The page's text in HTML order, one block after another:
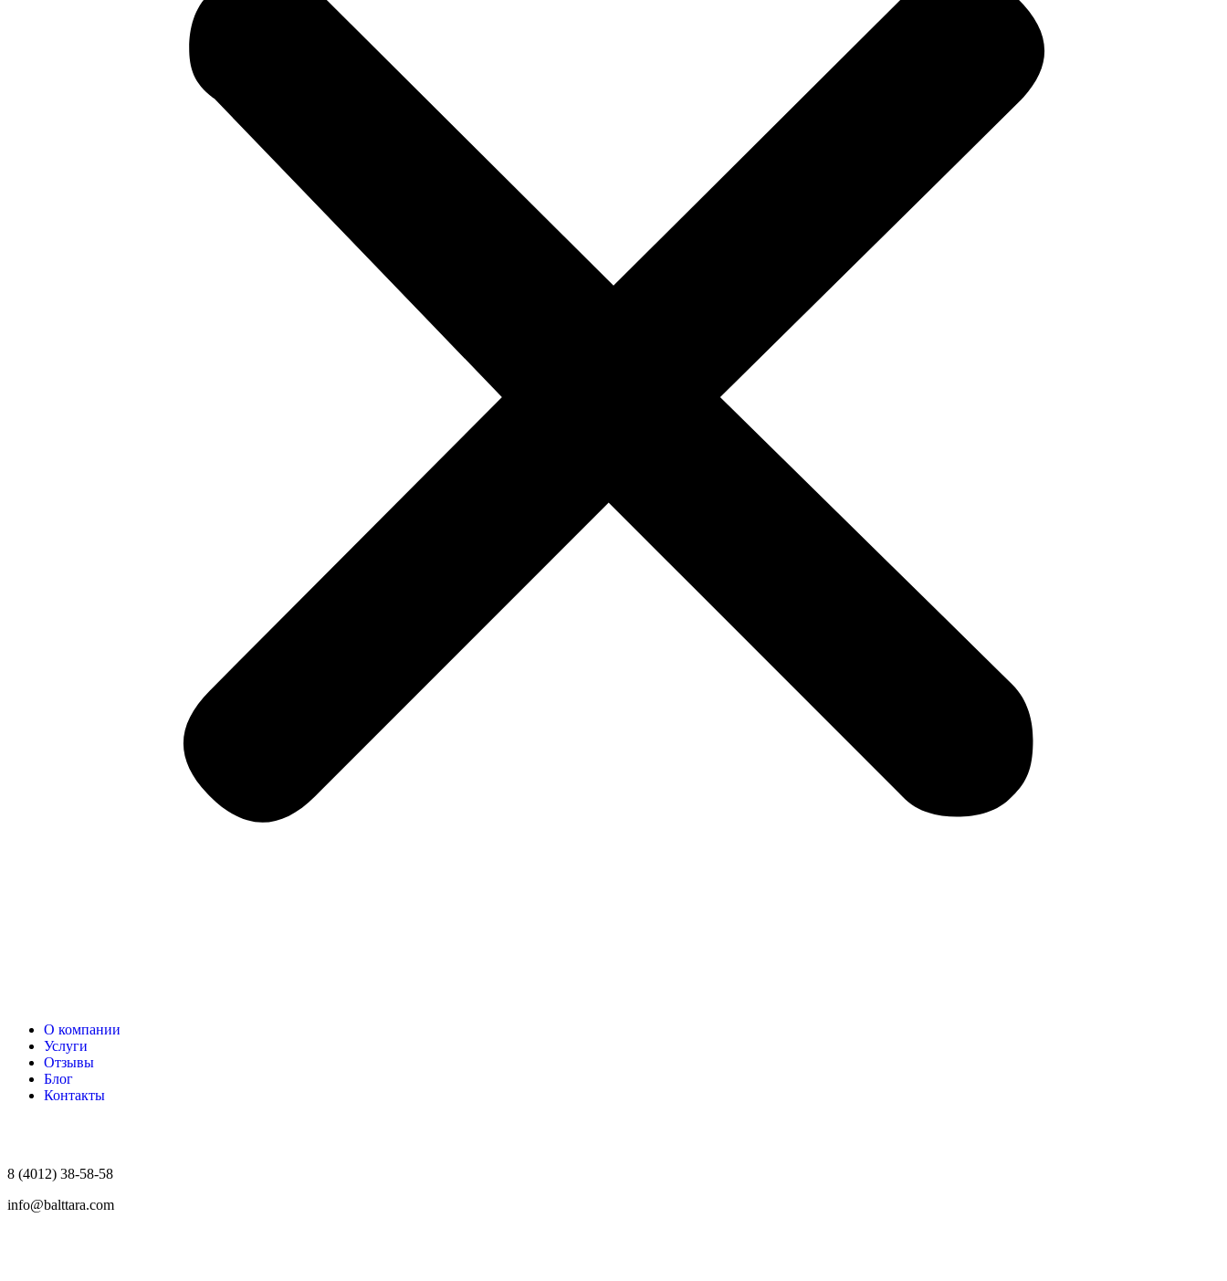
О компании
Услуги
Отзывы
Блог
Контакты
8 (4012) 38-58-58
info@balttara.com